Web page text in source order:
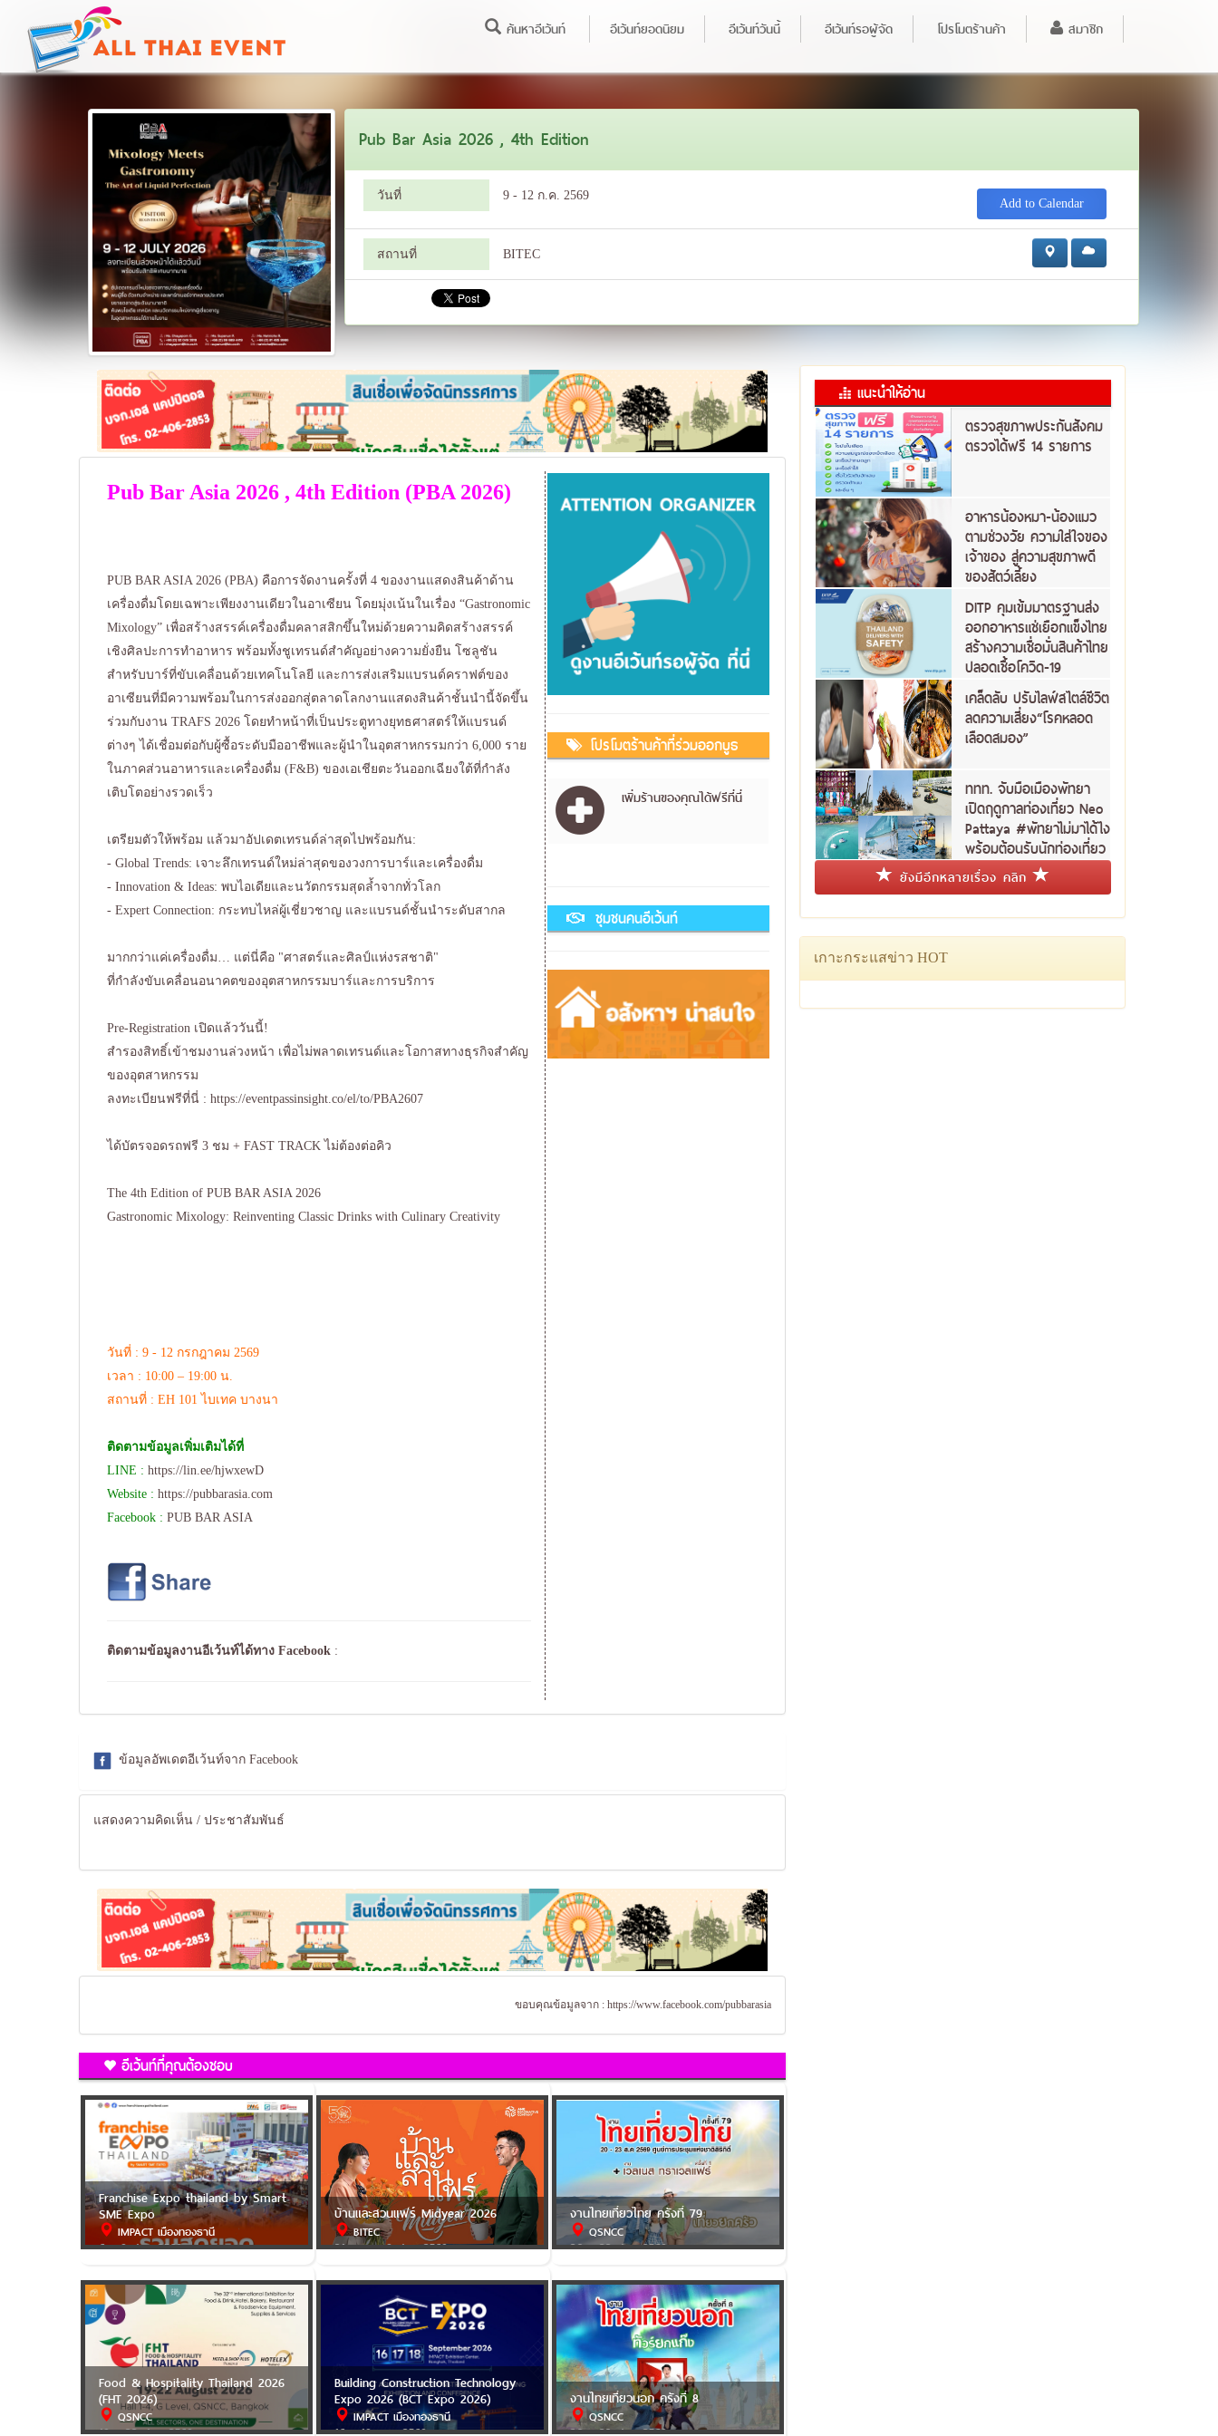
ค้นหาอีเว้นท์ อีเว้นท์ยอดนิยม อีเว้นท์วันนี้ อีเว้นท์รอผู้จัด โปรโมตร้านค้า สมาชิก
Pub Bar Asia 2026 , 4th Edition
วันที่ 9 - 12 ก.ค. 2569
Add to Calendar
สถานที่ BITEC
Pub Bar Asia 2026 , 4th Edition (PBA 2026)
PUB BAR ASIA 2026 (PBA) คือการจัดงานครั้งที่ 4 ของงานแสดงสินค้าด้าน
เครื่องดื่มโดยเฉพาะเพียงงานเดียวในอาเซียน โดยมุ่งเน้นในเรื่อง “Gastronomic
Mixology” เพื่อสร้างสรรค์เครื่องดื่มคลาสสิกขึ้นใหม่ด้วยความคิดสร้างสรรค์
เชิงศิลปะการทำอาหาร พร้อมทั้งชูเทรนด์สำคัญอย่างความยั่งยืน โซลูชัน
สำหรับบาร์ที่ขับเคลื่อนด้วยเทคโนโลยี และการส่งเสริมแบรนด์คราฟต์ของ
อาเซียนที่มีความพร้อมในการส่งออกสู่ตลาดโลกงานแสดงสินค้าชั้นนำนี้จัดขึ้น
ร่วมกับงาน TRAFS 2026 โดยทำหน้าที่เป็นประตูทางยุทธศาสตร์ให้แบรนด์
ต่างๆ ได้เชื่อมต่อกับผู้ซื้อระดับมืออาชีพและผู้นำในอุตสาหกรรมกว่า 6,000 ราย
ในภาคส่วนอาหารและเครื่องดื่ม (F&B) ของเอเชียตะวันออกเฉียงใต้ที่กำลัง
เติบโตอย่างรวดเร็ว
เตรียมตัวให้พร้อม แล้วมาอัปเดตเทรนด์ล่าสุดไปพร้อมกัน:
- Global Trends: เจาะลึกเทรนด์ใหม่ล่าสุดของวงการบาร์และเครื่องดื่ม
- Innovation & Ideas: พบไอเดียและนวัตกรรมสุดล้ำจากทั่วโลก
- Expert Connection: กระทบไหล่ผู้เชี่ยวชาญ และแบรนด์ชั้นนำระดับสากล
มากกว่าแค่เครื่องดื่ม… แต่นี่คือ "ศาสตร์และศิลป์แห่งรสชาติ"
ที่กำลังขับเคลื่อนอนาคตของอุตสาหกรรมบาร์และการบริการ
Pre-Registration เปิดแล้ววันนี้!
สำรองสิทธิ์เข้าชมงานล่วงหน้า เพื่อไม่พลาดเทรนด์และโอกาสทางธุรกิจสำคัญ
ของอุตสาหกรรม
ลงทะเบียนฟรีที่นี่ : https://eventpassinsight.co/el/to/PBA2607
ได้บัตรจอดรถฟรี 3 ชม + FAST TRACK ไม่ต้องต่อคิว
The 4th Edition of PUB BAR ASIA 2026
Gastronomic Mixology: Reinventing Classic Drinks with Culinary Creativity
วันที่ : 9 - 12 กรกฎาคม 2569
เวลา : 10:00 – 19:00 น.
สถานที่ : EH 101 ไบเทค บางนา
ติดตามข้อมูลเพิ่มเติมได้ที่
LINE : https://lin.ee/hjwxewD
Website : https://pubbarasia.com
Facebook : PUB BAR ASIA
ติดตามข้อมูลงานอีเว้นท์ได้ทาง Facebook :
โปรโมตร้านค้าที่ร่วมออกบูธ
เพิ่มร้านของคุณได้ฟรีที่นี่
ชุมชนคนอีเว้นท์
ข้อมูลอัพเดตอีเว้นท์จาก Facebook
แสดงความคิดเห็น / ประชาสัมพันธ์
ขอบคุณข้อมูลจาก : https://www.facebook.com/pubbarasia
อีเว้นท์ที่คุณต้องชอบ
Franchise Expo thailand by Smart
SME Expo
IMPACT เมืองทองธานี
6 - 9 ส.ค. 2569
บ้านและสวนแฟร์ Midyear 2026
BITEC
31 ก.ค. - 9 ส.ค. 2569
งานไทยเที่ยวไทย ครั้งที่ 79
QSNCC
20 - 23 ส.ค. 2569
Food & Hospitality Thailand 2026
(FHT 2026)
QSNCC
Building Construction Technology
Expo 2026 (BCT Expo 2026)
IMPACT เมืองทองธานี
งานไทยเที่ยวนอก ครั้งที่ 8
QSNCC
แนะนำให้อ่าน
ตรวจสุขภาพประกันสังคม
ตรวจได้ฟรี 14 รายการ
อาหารน้องหมา-น้องแมว
ตามช่วงวัย ความใส่ใจของ
เจ้าของ สู่ความสุขภาพดี
ของสัตว์เลี้ยง
DITP คุมเข้มมาตรฐานส่ง
ออกอาหารแช่เยือกแข็งไทย
สร้างความเชื่อมั่นสินค้าไทย
ปลอดเชื้อโควิด-19
เคล็ดลับ ปรับไลฟ์สไตล์ชีวิต
ลดความเสี่ยง“โรคหลอด
เลือดสมอง”
ททท. จับมือเมืองพัทยา
เปิดฤดูกาลท่องเที่ยว Neo
Pattaya #พัทยาไม่มาได้ไง
พร้อมต้อนรับนักท่องเที่ยว
ชาวไทย
ยังมีอีกหลายเรื่อง คลิก
เกาะกระแสข่าว HOT